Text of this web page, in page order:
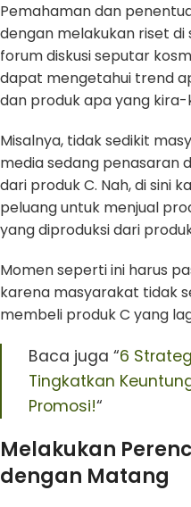
Pemahaman dan
dengan melakukan riset
forum diskusi seputar
dapat mengetahui trend
dan produk apa yang
Misalnya, tidak sedikit
media sedang penasaran
dari produk C. Nah, di sini
peluang untuk menjual
yang diproduksi dari
Momen seperti ini harus
karena masyarakat tidak
membeli produk C yang
Baca juga “6
Tingkatkan
Promosi!“
Melakukan
dengan Matang